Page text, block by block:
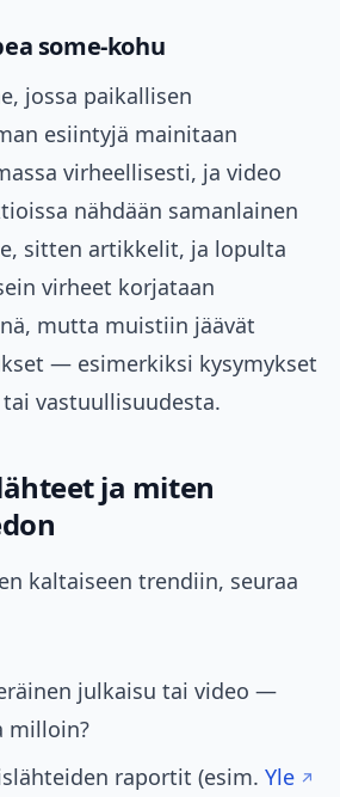
some‑kohu
jossa paikallisen
esiintyjä mainitaan
virheellisesti, ja video
nähdään samanlainen
sitten artikkelit, ja lopulta
virheet korjataan
mutta muistiin jäävät
— esimerkiksi kysymykset
vastuullisuudesta.
ja miten
kaltaiseen trendiin, seuraa
julkaisu tai video —
milloin?
raportit (esim. Yle